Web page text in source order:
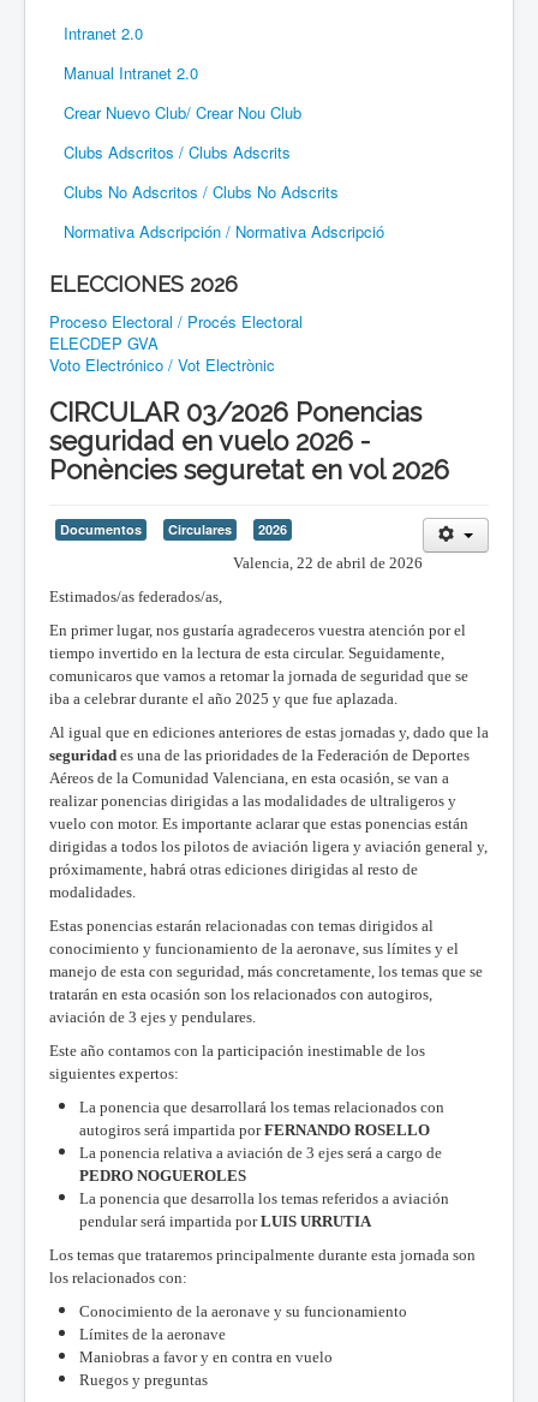
Intranet 2.0
Manual Intranet 2.0
Crear Nuevo Club/ Crear Nou Club
Clubs Adscritos / Clubs Adscrits
Clubs No Adscritos / Clubs No Adscrits
Normativa Adscripción / Normativa Adscripció
ELECCIONES 2026
Proceso Electoral / Procés Electoral
ELECDEP GVA
Voto Electrónico / Vot Electrònic
CIRCULAR 03/2026 Ponencias
seguridad en vuelo 2026 -
Ponències seguretat en vol 2026
Documentos Circulares
2026
Valencia, 22 de abril de 2026
Estimados/as federados/as,
En primer lugar, nos gustaría agradeceros vuestra atención por el
tiempo invertido en la lectura de esta circular. Seguidamente,
comunicaros que vamos a retomar la jornada de seguridad que se
iba a celebrar durante el año 2025 y que fue aplazada.
Al igual que en ediciones anteriores de estas jornadas y, dado que la
seguridad es una de las prioridades de la Federación de Deportes
Aéreos de la Comunidad Valenciana, en esta ocasión, se van a
realizar ponencias dirigidas a las modalidades de ultraligeros y
vuelo con motor. Es importante aclarar que estas ponencias están
dirigidas a todos los pilotos de aviación ligera y aviación general y,
próximamente, habrá otras ediciones dirigidas al resto de
modalidades.
Estas ponencias estarán relacionadas con temas dirigidos al
conocimiento y funcionamiento de la aeronave, sus límites y el
manejo de esta con seguridad, más concretamente, los temas que se
tratarán en esta ocasión son los relacionados con autogiros,
aviación de 3 ejes y pendulares.
Este año contamos con la participación inestimable de los
siguientes expertos:
La ponencia que desarrollará los temas relacionados con
autogiros será impartida porFERNANDO ROSELLO
La ponencia relativa a aviación de 3 ejes será a cargo de
PEDRO NOGUEROLES
La ponencia que desarrolla los temas referidos a aviación
pendular será impartida porLUIS URRUTIA
Los temas que trataremos principalmente durante esta jornada son
los relacionados con:
Conocimiento de la aeronave y su funcionamiento
Límites de la aeronave
Maniobras a favor y en contra en vuelo
Ruegos y preguntas